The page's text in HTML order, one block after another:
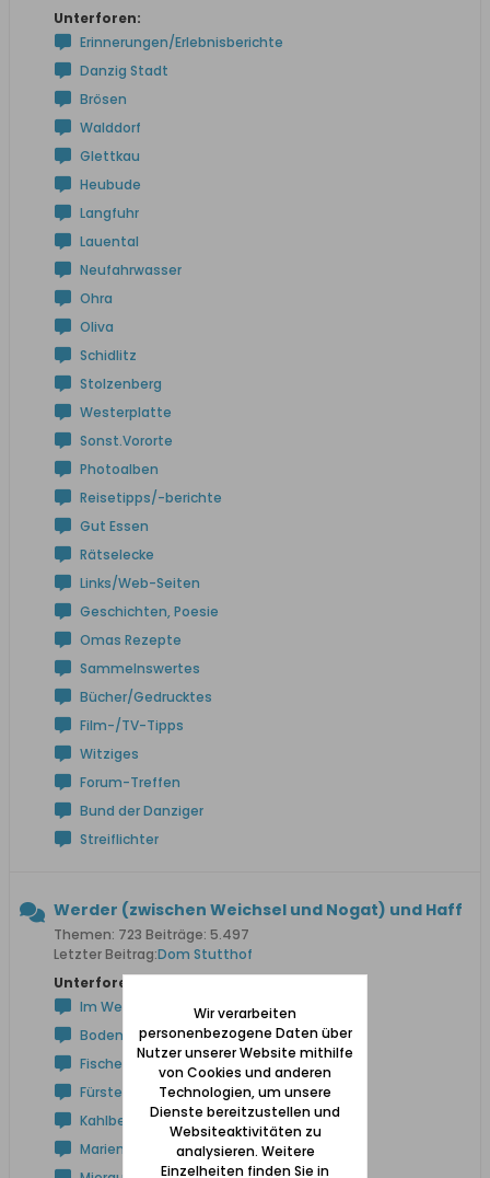
Unterforen:
Erinnerungen/Erlebnisberichte
Danzig Stadt
Brösen
Walddorf
Glettkau
Heubude
Langfuhr
Lauental
Neufahrwasser
Ohra
Oliva
Schidlitz
Stolzenberg
Westerplatte
Sonst.Vororte
Photoalben
Reisetipps/-berichte
Gut Essen
Rätselecke
Links/Web-Seiten
Geschichten, Poesie
Omas Rezepte
Sammelnswertes
Bücher/Gedrucktes
Film-/TV-Tipps
Witziges
Forum-Treffen
Bund der Danziger
Streiflichter
Werder (zwischen Weichsel und Nogat) und Haff
Themen: 723 Beiträge: 5.497
Letzter Beitrag:Dom Stutthof
Unterforen:
Im Werder / Am Frischen Haff
Bodenwinkel
Fischerbabke
Fürstenwerder
Kahlberg
Marienau
Wir verarbeiten
personenbezogene Daten über
Nutzer unserer Website mithilfe
von Cookies und anderen
Technologien, um unsere
Dienste bereitzustellen und
Websiteaktivitäten zu
analysieren. Weitere
Einzelheiten finden Sie in